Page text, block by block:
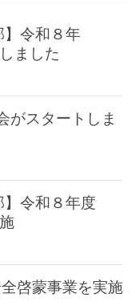
】令和８年
ました
がスタートしま
】令和８年度
啓蒙事業を実施